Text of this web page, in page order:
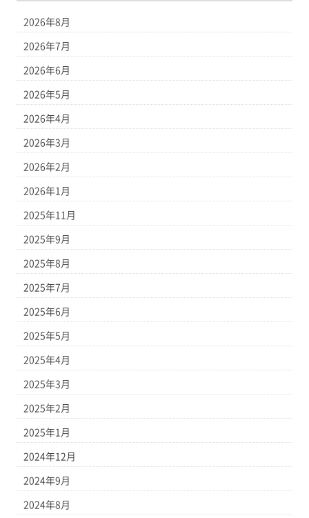
2026年8月
2026年7月
2026年6月
2026年5月
2026年4月
2026年3月
2026年2月
2026年1月
2025年11月
2025年9月
2025年8月
2025年7月
2025年6月
2025年5月
2025年4月
2025年3月
2025年2月
2025年1月
2024年12月
2024年9月
2024年8月